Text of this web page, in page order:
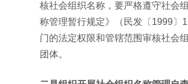
核社会组织名称，要严格遵守社会
称管理暂行规定》（民发〔1999〕
门的法定权限和管辖范围审核社会
团体。